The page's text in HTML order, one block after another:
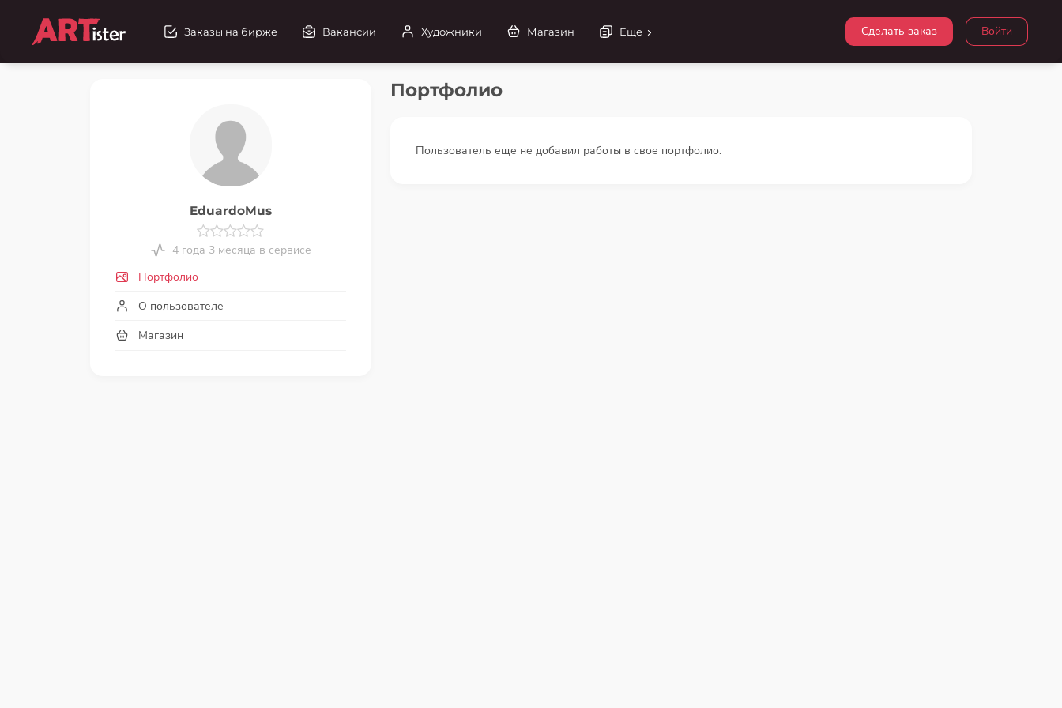
Войти
Сделать заказ
Заказы на бирже Вакансии Художники Магазин Еще
EduardoMus
4 года 3 месяца в сервисе
Портфолио
О пользователе
Магазин
Портфолио
Пользователь еще не добавил работы в свое портфолио.